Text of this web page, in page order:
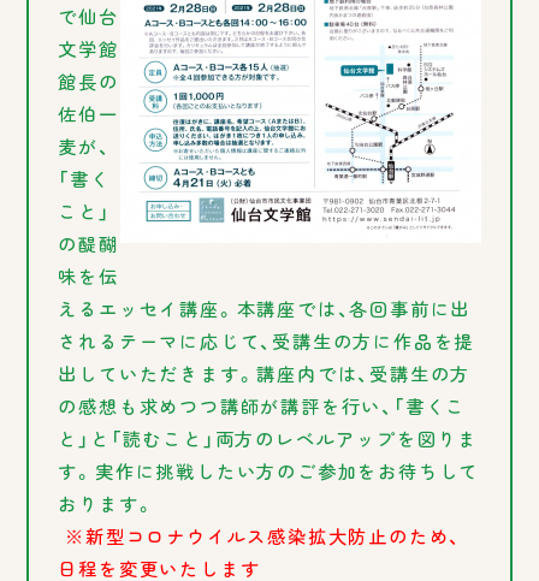
で仙台
文学館
館長の
佐伯一
麦が、
「書く
こと」
の醍醐
味を伝
えるエッセイ講座。本講座では、各回事前に出
されるテーマに応じて、受講生の方に作品を提
出していただきます。講座内では、受講生の方
の感想も求めつつ講師が講評を行い、「書くこ
と」と「読むこと」両方のレベルアップを図りま
す。実作に挑戦したい方のご参加をお待ちして
おります。
※新型コロナウイルス感染拡大防止のため、
日程を変更いたします